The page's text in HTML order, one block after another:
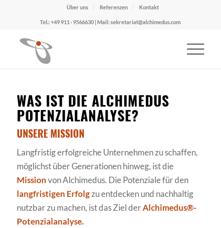
Über uns Referenzen Kontakt
Tel.: +49 911 · 9566630 | Mail: sekretariat@alchimedus.com
WAS IST DIE ALCHIMEDUS
POTENZIALANALYSE?
UNSERE MISSION
Langfristig erfolgreiche Unternehmen zu schaffen,
möglichst über Generationen hinweg, ist die
Missionvon Alchimedus. Die Potenziale für den
langfristigen Erfolgzu entdecken und nachhaltig
nutzbar zu machen, ist das Ziel derAlchimedus®-
Potenzialanalyse.